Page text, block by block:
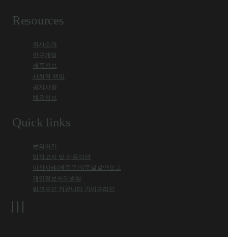
Resources
회사소개
연구개발
제품정보
사회적 책임
공지사항
채용정보
Quick links
문의하기
법적고지 및 이용약관
이상사례/제품문의/품질불만보고
개인정보처리방침
링크드인 커뮤니티 가이드라인